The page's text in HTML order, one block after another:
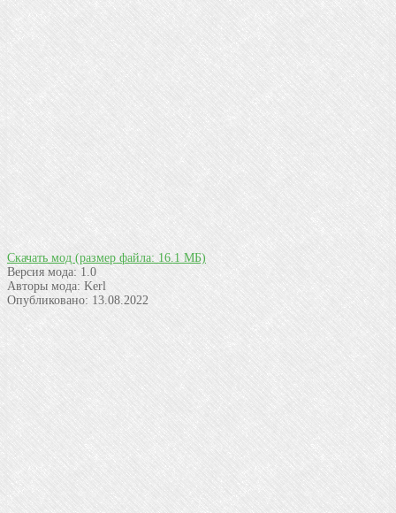
Скачать мод (размер файла: 16.1 МБ)
Версия мода: 1.0
Авторы мода: Kerl
Опубликовано: 13.08.2022